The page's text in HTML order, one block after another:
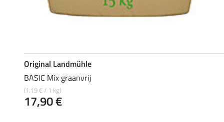
Original Landmühle
BASIC Mix graanvrij
(1,19 € / 1 kg)
17,90 €